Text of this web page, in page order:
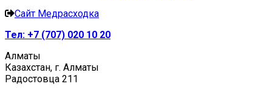
Сайт Медрасходка
Тел: +7 (707) 020 10 20
Алматы
Казахстан, г. Алматы
Радостовца 211